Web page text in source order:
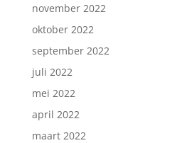
november 2022
oktober 2022
september 2022
juli 2022
mei 2022
april 2022
maart 2022